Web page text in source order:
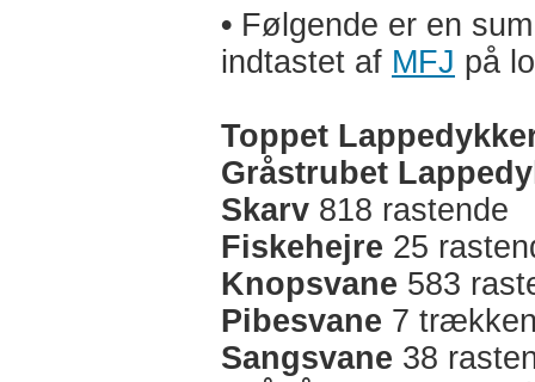
• Følgende er en
indtastet af MFJ på
Toppet
Gråstrubet
Skarv 818 rastende
Fiskehejre 25
Knopsvane 583
Pibesvane 7
Sangsvane 38